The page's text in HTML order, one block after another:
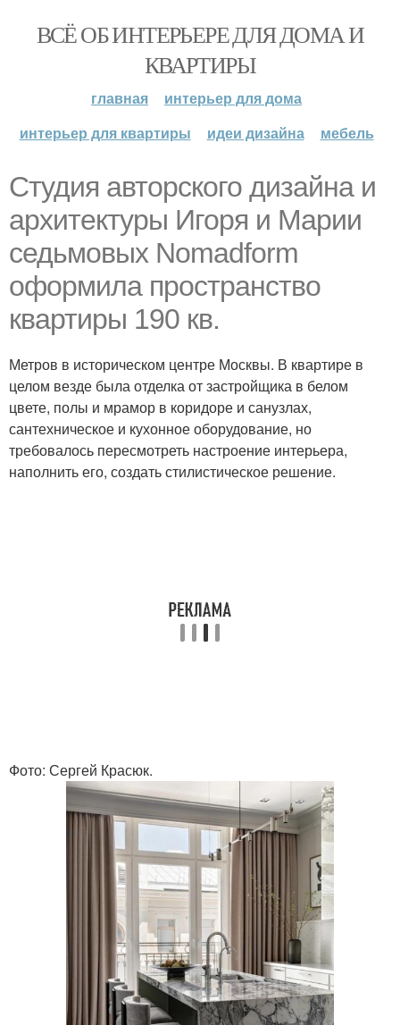
ВСЁ ОБ ИНТЕРЬЕРЕ ДЛЯ ДОМА И
КВАРТИРЫ
главная
интерьер для дома
интерьер для квартиры
идеи дизайна мебель
Студия авторского дизайна и
архитектуры Игоря и Марии
седьмовых Nomadform
оформила пространство
квартиры 190 кв.
Метров в историческом центре Москвы. В квартире в
целом везде была отделка от застройщика в белом
цвете, полы и мрамор в коридоре и санузлах,
сантехническое и кухонное оборудование, но
требовалось пересмотреть настроение интерьера,
наполнить его, создать стилистическое решение.
Фото: Сергей Красюк.